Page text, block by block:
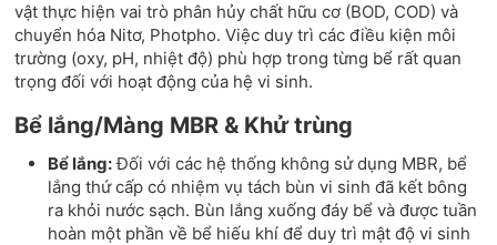
vật thực hiện vai trò phân hủy chất hữu cơ (BOD, COD) và
chuyển hóa Nitơ, Photpho. Việc duy trì các điều kiện môi
trường (oxy, pH, nhiệt độ) phù hợp trong từng bể rất quan
trọng đối với hoạt động của hệ vi sinh.
Bể lắng/Màng MBR & Khử trùng
Bể lắng:Đối với các hệ thống không sử dụng MBR, bể
lắng thứ cấp có nhiệm vụ tách bùn vi sinh đã kết bông
ra khỏi nước sạch. Bùn lắng xuống đáy bể và được tuần
hoàn một phần về bể hiếu khí để duy trì mật độ vi sinh